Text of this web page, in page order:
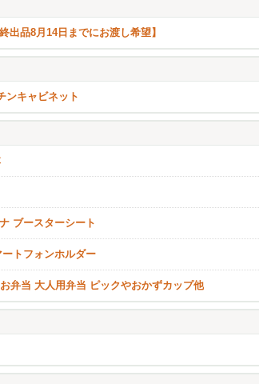
出品8月14日までにお渡し希望】
ンキャビネット
ブースターシート
トフォンホルダー
弁当 大人用弁当 ピックやおかずカップ他